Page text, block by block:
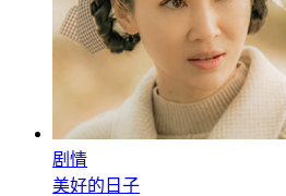
剧情
美好的日子